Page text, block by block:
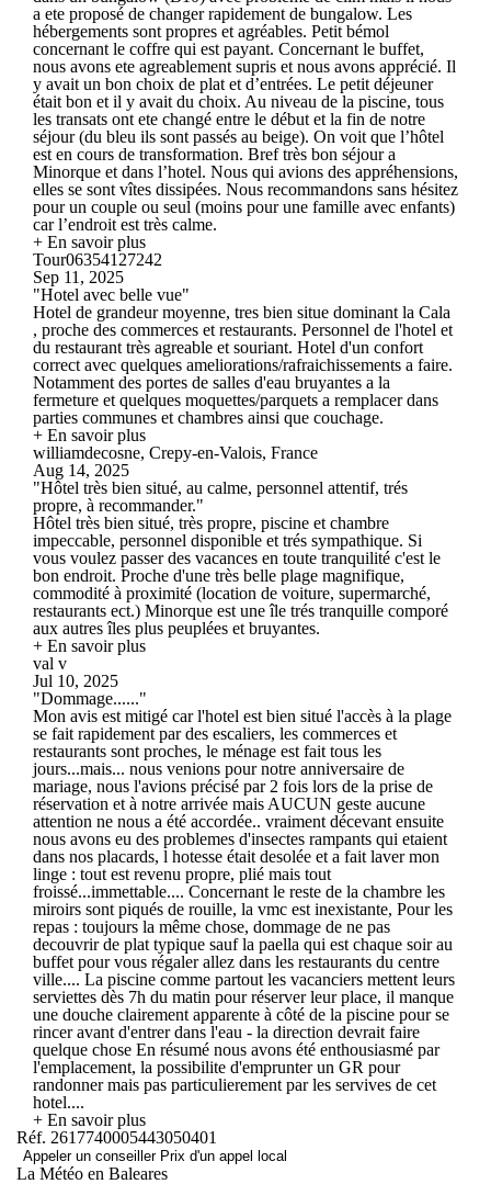
a ete proposé de changer rapidement de bungalow. Les
hébergements sont propres et agréables. Petit bémol
concernant le coffre qui est payant. Concernant le buffet,
nous avons ete agreablement supris et nous avons apprécié. Il
y avait un bon choix de plat et d’entrées. Le petit déjeuner
était bon et il y avait du choix. Au niveau de la piscine, tous
les transats ont ete changé entre le début et la fin de notre
séjour (du bleu ils sont passés au beige). On voit que l’hôtel
est en cours de transformation. Bref très bon séjour a
Minorque et dans l’hotel. Nous qui avions des appréhensions,
elles se sont vîtes dissipées. Nous recommandons sans hésitez
pour un couple ou seul (moins pour une famille avec enfants)
car l’endroit est très calme.
+ En savoir plus
Tour06354127242
Sep 11, 2025
"Hotel avec belle vue"
Hotel de grandeur moyenne, tres bien situe dominant la Cala
, proche des commerces et restaurants. Personnel de l'hotel et
du restaurant très agreable et souriant. Hotel d'un confort
correct avec quelques ameliorations/rafraichissements a faire.
Notamment des portes de salles d'eau bruyantes a la
fermeture et quelques moquettes/parquets a remplacer dans
parties communes et chambres ainsi que couchage.
+ En savoir plus
williamdecosne, Crepy-en-Valois, France
Aug 14, 2025
"Hôtel très bien situé, au calme, personnel attentif, trés
propre, à recommander."
Hôtel très bien situé, très propre, piscine et chambre
impeccable, personnel disponible et trés sympathique. Si
vous voulez passer des vacances en toute tranquilité c'est le
bon endroit. Proche d'une très belle plage magnifique,
commodité à proximité (location de voiture, supermarché,
restaurants ect.) Minorque est une île trés tranquille comporé
aux autres îles plus peuplées et bruyantes.
+ En savoir plus
val v
Jul 10, 2025
"Dommage......"
Mon avis est mitigé car l'hotel est bien situé l'accès à la plage
se fait rapidement par des escaliers, les commerces et
restaurants sont proches, le ménage est fait tous les
jours...mais... nous venions pour notre anniversaire de
mariage, nous l'avions précisé par 2 fois lors de la prise de
réservation et à notre arrivée mais AUCUN geste aucune
attention ne nous a été accordée.. vraiment décevant ensuite
nous avons eu des problemes d'insectes rampants qui etaient
dans nos placards, l hotesse était desolée et a fait laver mon
linge : tout est revenu propre, plié mais tout
froissé...immettable.... Concernant le reste de la chambre les
miroirs sont piqués de rouille, la vmc est inexistante, Pour les
repas : toujours la même chose, dommage de ne pas
decouvrir de plat typique sauf la paella qui est chaque soir au
buffet pour vous régaler allez dans les restaurants du centre
ville.... La piscine comme partout les vacanciers mettent leurs
serviettes dès 7h du matin pour réserver leur place, il manque
une douche clairement apparente à côté de la piscine pour se
rincer avant d'entrer dans l'eau - la direction devrait faire
quelque chose En résumé nous avons été enthousiasmé par
l'emplacement, la possibilite d'emprunter un GR pour
randonner mais pas particulierement par les servives de cet
hotel....
+ En savoir plus
Réf. 2617740005443050401
Appeler un conseiller Prix d'un appel local
La Météo en Baleares